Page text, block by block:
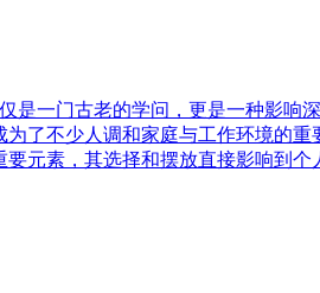
是一门古老的学问，更是一种影
了不少人调和家庭与工作环境的
元素，其选择和摆放直接影响到个